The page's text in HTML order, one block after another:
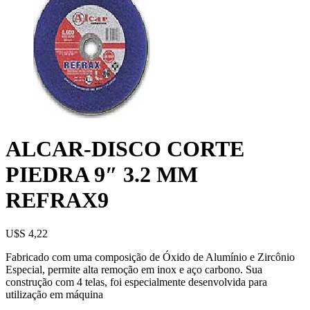
ALCAR-DISCO CORTE
PIEDRA 9″ 3.2 MM
REFRAX9
U$S 4,22
Fabricado com uma composição de Óxido de Alumínio e Zircônio
Especial, permite alta remoção em inox e aço carbono. Sua
construção com 4 telas, foi especialmente desenvolvida para
utilização em máquina